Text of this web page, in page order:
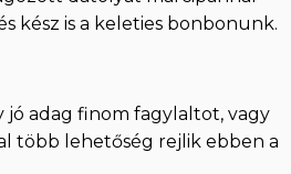
kész is a keleties bonbonunk.
jó adag finom fagylaltot, vagy
több lehetőség rejlik ebben a